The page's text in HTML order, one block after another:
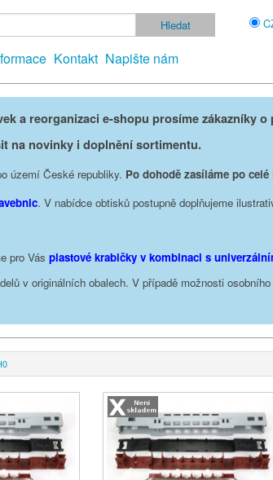
Kontakt Napište nám
a reorganizaci e-shopu prosíme zákazníky
na novinky i doplnění sortimentu.
území České republiky. Po dohodě zasíláme po celé
. V nabídce obtisků postupně doplňujeme
pro Vás plastové krabičky v kombinaci s
v originálních obalech. V případě možnosti